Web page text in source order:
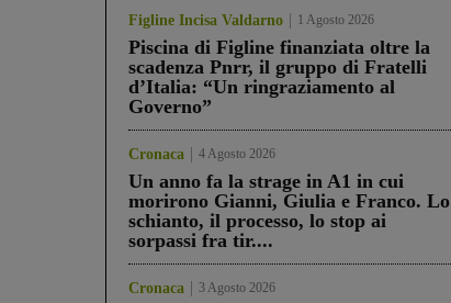
Figline Incisa Valdarno 1 Agosto 2026
Piscina di Figline finanziata oltre la
scadenza Pnrr, il gruppo di Fratelli
d’Italia: “Un ringraziamento al
Governo”
Cronaca 4 Agosto 2026
Un anno fa la strage in A1 in cui
morirono Gianni, Giulia e Franco. Lo
schianto, il processo, lo stop ai
sorpassi fra tir....
Cronaca 3 Agosto 2026